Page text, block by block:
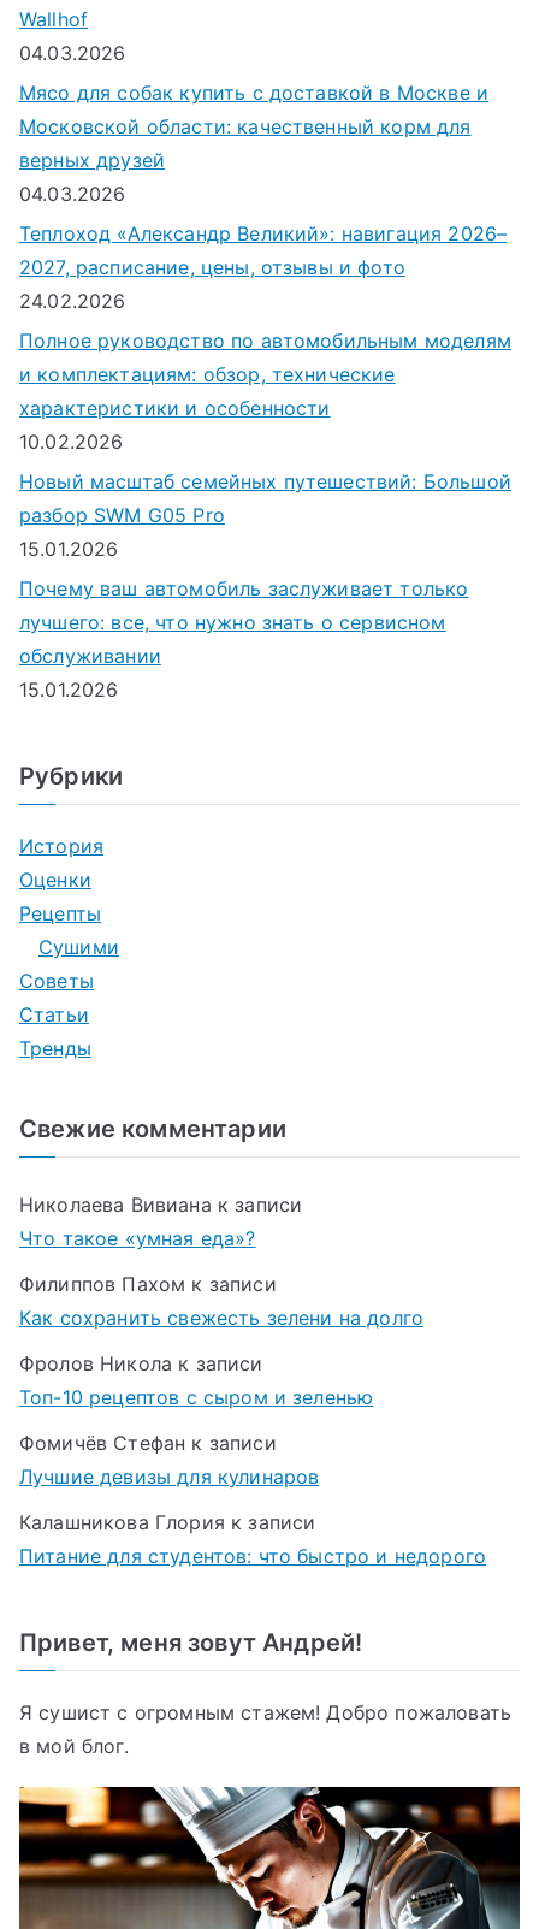
Wallhof
04.03.2026
Мясо для собак купить с доставкой в Москве и
Московской области: качественный корм для
верных друзей
04.03.2026
Теплоход «Александр Великий»: навигация 2026–
2027, расписание, цены, отзывы и фото
24.02.2026
Полное руководство по автомобильным моделям
и комплектациям: обзор, технические
характеристики и особенности
10.02.2026
Новый масштаб семейных путешествий: Большой
разбор SWM G05 Pro
15.01.2026
Почему ваш автомобиль заслуживает только
лучшего: все, что нужно знать о сервисном
обслуживании
15.01.2026
Рубрики
История
Оценки
Рецепты
Сушими
Советы
Статьи
Тренды
Свежие комментарии
Николаева Вивиана к записи
Что такое «умная еда»?
Филиппов Пахом к записи
Как сохранить свежесть зелени на долго
Фролов Никола к записи
Топ-10 рецептов с сыром и зеленью
Фомичёв Стефан к записи
Лучшие девизы для кулинаров
Калашникова Глория к записи
Питание для студентов: что быстро и недорого
Привет, меня зовут Андрей!
Я сушист с огромным стажем! Добро пожаловать
в мой блог.